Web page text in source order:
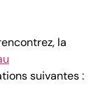
la
suivantes :